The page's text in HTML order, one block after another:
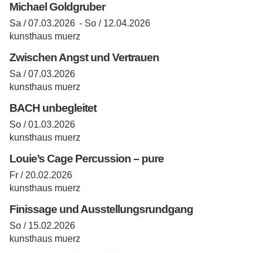
Michael Goldgruber
Sa / 07.03.2026 - So / 12.04.2026
kunsthaus muerz
Zwischen Angst und Vertrauen
Sa / 07.03.2026
kunsthaus muerz
BACH unbegleitet
So / 01.03.2026
kunsthaus muerz
Louie’s Cage Percussion – pure
Fr / 20.02.2026
kunsthaus muerz
Finissage und Ausstellungsrundgang
So / 15.02.2026
kunsthaus muerz